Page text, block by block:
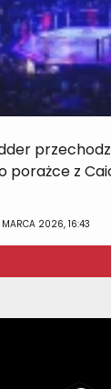
porażce z
2026, 16:43